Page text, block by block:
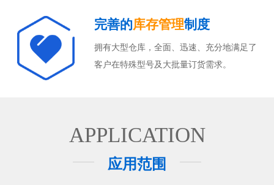
完善的库存管理制度
拥有大型仓库，全面、迅速、充分地满足了
客户在特殊型号及大批量订货需求。
APPLICATION
应用范围